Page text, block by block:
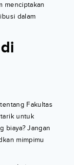
menciptakan
dalam
Fakultas
untuk
biaya? Jangan
mimpimu